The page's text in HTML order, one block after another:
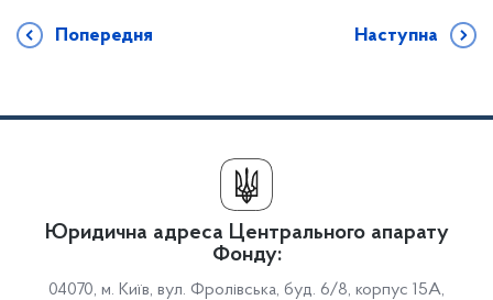
Попередня Наступна
Юридична адреса Центрального апарату
Фонду:
04070, м. Київ, вул. Фролівська, буд. 6/8, корпус 15А,